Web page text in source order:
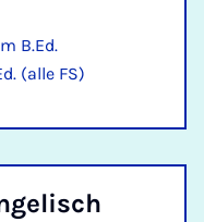
B.Ed.
(alle FS)